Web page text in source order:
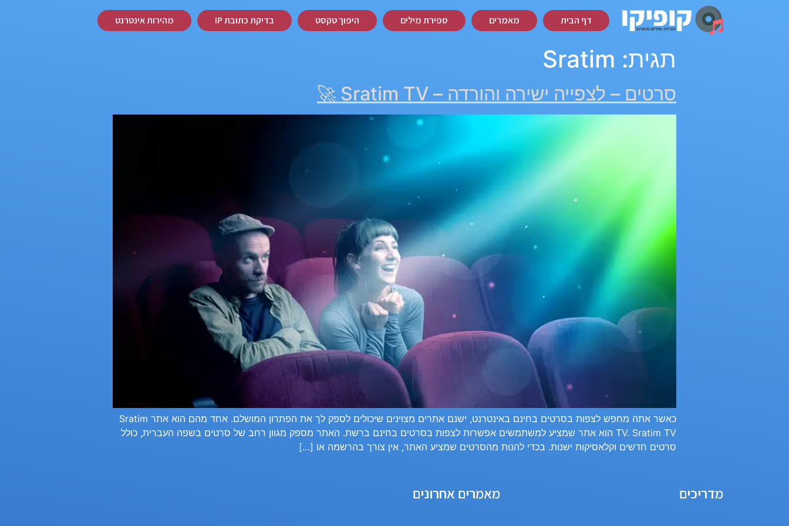
דף הבית מאמרים ספירת מילים היפוך טקסט בדיקת כתובת IP מהירות אינטרנט
תגית: Sratim
סרטים – לצפייה ישירה והורדה – Sratim TV 🚀
כאשר אתה מחפש לצפות בסרטים בחינם באינטרנט, ישנם אתרים מצוינים שיכולים לספק לך את הפתרון המושלם. אחד מהם הוא אתר Sratim
TV. Sratim TV הוא אתר שמציע למשתמשים אפשרות לצפות בסרטים בחינם ברשת. האתר מספק מגוון רחב של סרטים בשפה העברית, כולל
סרטים חדשים וקלאסיקות ישנות. בכדי להנות מהסרטים שמציע האתר, אין צורך בהרשמה או […]
מדריכים מאמרים אחרונים